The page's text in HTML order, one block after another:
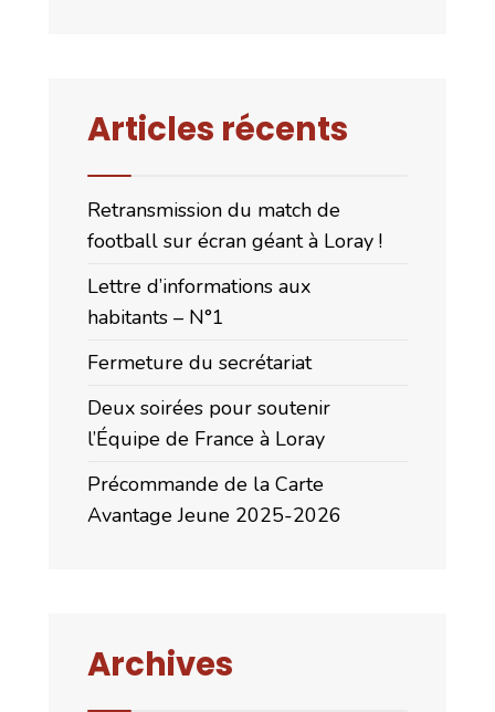
Articles récents
Retransmission du match de
football sur écran géant à Loray !
Lettre d’informations aux
habitants – N°1
Fermeture du secrétariat
Deux soirées pour soutenir
l’Équipe de France à Loray
Précommande de la Carte
Avantage Jeune 2025-2026
Archives